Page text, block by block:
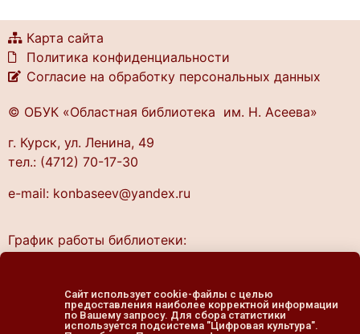
Карта сайта
Политика конфиденциальности
Согласие на обработку персональных данных
© ОБУК «Областная библиотека им. Н. Асеева»
г. Курск, ул. Ленина, 49
тел.: (4712) 70-17-30
e-mail: konbaseev@yandex.ru
График работы библиотеки:
10.00 — 20.00
пятница — выходной
cуббота, воскресенье
Сайт использует cookie-файлы с целью
предоставления наиболее корректной информации
по Вашему запросу. Для сбора статистики
используется подсистема "Цифровая культура".